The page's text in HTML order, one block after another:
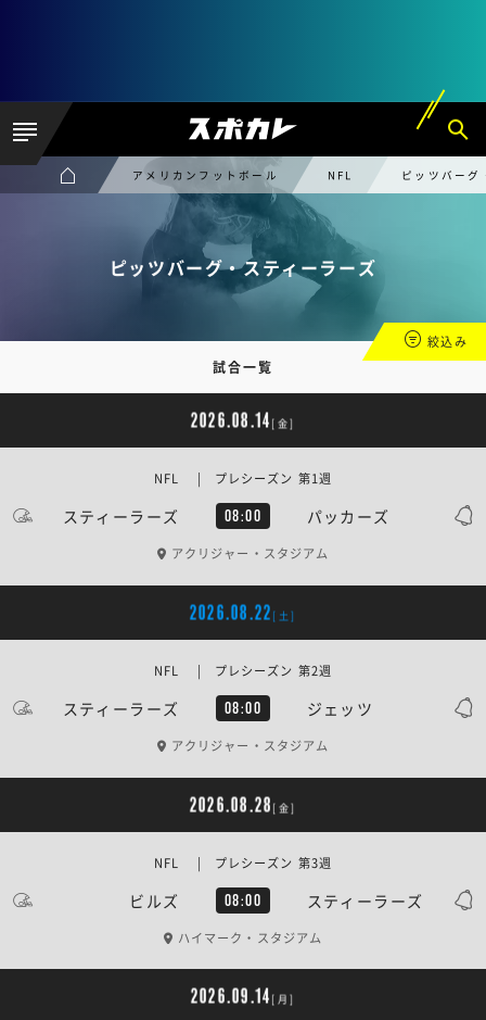
アメリカンフットボール NFL ピッツバーグ
ピッツバーグ・スティーラーズ
試合一覧
絞込み
2026.08.14 [金]
スティーラーズ 08:00 パッカーズ
NFL | プレシーズン 第1週
アクリジャー・スタジアム
2026.08.22 [土]
スティーラーズ 08:00 ジェッツ
NFL | プレシーズン 第2週
アクリジャー・スタジアム
2026.08.28 [金]
ビルズ 08:00 スティーラーズ
NFL | プレシーズン 第3週
ハイマーク・スタジアム
2026.09.14 [月]